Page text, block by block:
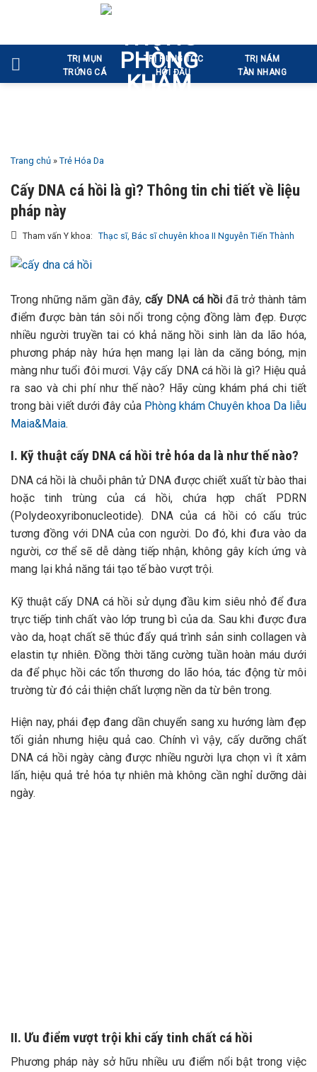
nội
dung
TRỊ MỤN
TRỨNG CÁ
TRỊ RỤNG TÓC
HÓI ĐẦU
TRỊ NÁM
TÀN NHANG
Trang chủ » Trẻ Hóa Da
Cấy DNA cá hồi là gì? Thông tin chi tiết về liệu
pháp này
Tham vấn Y khoa: Thạc sĩ, Bác sĩ chuyên khoa II Nguyễn Tiến Thành
Trong những năm gần đây,cấy DNA cá hồiđã trở thành tâm
điểm được bàn tán sôi nổi trong cộng đồng làm đẹp. Được
nhiều người truyền tai có khả năng hồi sinh làn da lão hóa,
phương pháp này hứa hẹn mang lại làn da căng bóng, mịn
màng như tuổi đôi mươi. Vậy cấy DNA cá hồi là gì? Hiệu quả
ra sao và chi phí như thế nào? Hãy cùng khám phá chi tiết
trong bài viết dưới đây của Phòng khám Chuyên khoa Da liễu
Maia&Maia.
I. Kỹ thuật cấy DNA cá hồi trẻ hóa da là như thế nào?
DNA cá hồi là chuỗi phân tử DNA được chiết xuất từ bào thai
hoặc tinh trùng của cá hồi, chứa hợp chất PDRN
(Polydeoxyribonucleotide). DNA của cá hồi có cấu trúc
tương đồng với DNA của con người. Do đó, khi đưa vào da
người, cơ thể sẽ dễ dàng tiếp nhận, không gây kích ứng và
mang lại khả năng tái tạo tế bào vượt trội.
Kỹ thuật cấy DNA cá hồi sử dụng đầu kim siêu nhỏ để đưa
trực tiếp tinh chất vào lớp trung bì của da. Sau khi được đưa
vào da, hoạt chất sẽ thúc đẩy quá trình sản sinh collagen và
elastin tự nhiên. Đồng thời tăng cường tuần hoàn máu dưới
da để phục hồi các tổn thương do lão hóa, tác động từ môi
trường từ đó cải thiện chất lượng nền da từ bên trong.
Hiện nay, phái đẹp đang dần chuyển sang xu hướng làm đẹp
tối giản nhưng hiệu quả cao. Chính vì vậy, cấy dưỡng chất
DNA cá hồi ngày càng được nhiều người lựa chọn vì ít xâm
lấn, hiệu quả trẻ hóa tự nhiên mà không cần nghỉ dưỡng dài
ngày.
II. Ưu điểm vượt trội khi cấy tinh chất cá hồi
Phương pháp này sở hữu nhiều ưu điểm nổi bật trong việc